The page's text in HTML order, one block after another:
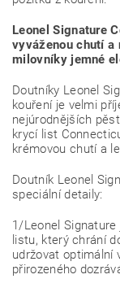
Leonel Signature
vyváženou chutí
milovníky jemné
Doutníky Leonel
kouření je velmi
nejúrodnějších
krycí list
krémovou chutí a
Doutník Leonel
speciální detaily:
1/Leonel
listu, který chrání
udržovat optimální
přirozeného